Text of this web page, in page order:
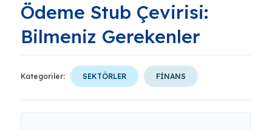
Ödeme Stub Çevirisi:
Bilmeniz Gerekenler
Kategoriler: SEKTÖRLER FİNANS